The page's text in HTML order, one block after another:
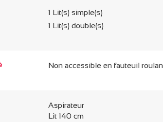
1 Lit(s) simple(s)
1 Lit(s) double(s)
Non accessible en fauteuil
Aspirateur
Lit 140 cm